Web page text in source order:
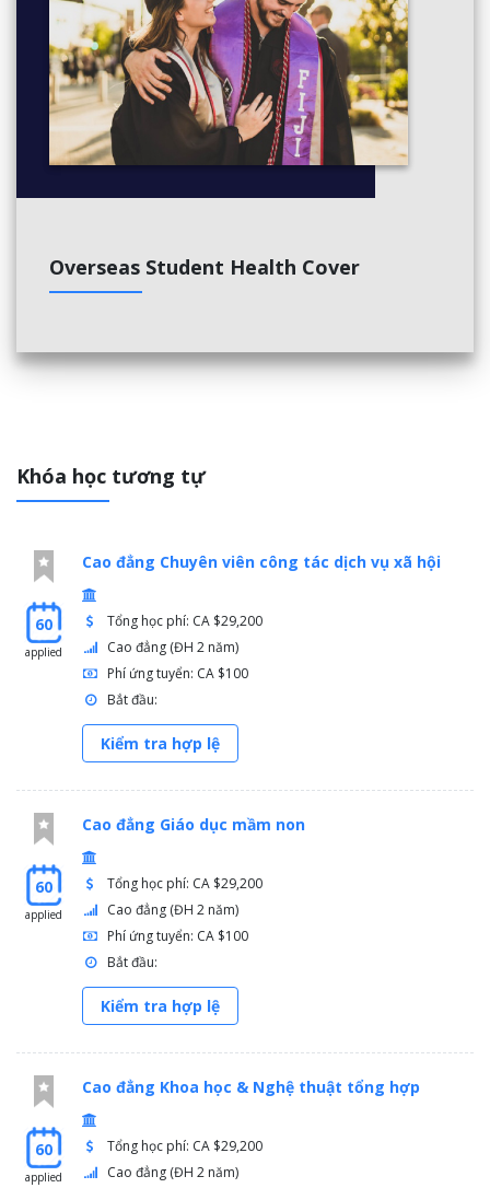
Semester 3
ACCT 5 Management Accounting I
ACCT 36 Accounting Software Applications
ACCT 201 Intermediate Accounting I
ECON 1 Microeconomics
Semester 4
ACCT 10 Management Accounting II
BLAW 1 Business Law
Overseas Student Health Cover
Khóa học tương tự
60
applied
Cao đẳng Chuyên viên công tác dịch vụ xã hội
Tổng học phí: CA $29,200
Cao đẳng (ĐH 2 năm)
Phí ứng tuyển: CA $100
Bắt đầu:
Kiểm tra hợp lệ
60
applied
Cao đẳng Giáo dục mầm non
Tổng học phí: CA $29,200
Cao đẳng (ĐH 2 năm)
Phí ứng tuyển: CA $100
Bắt đầu:
Kiểm tra hợp lệ
60
applied
Cao đẳng Khoa học & Nghệ thuật tổng hợp
Tổng học phí: CA $29,200
Cao đẳng (ĐH 2 năm)